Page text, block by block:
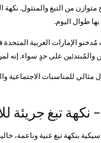
من التبغ والمنثول.
بها طوال اليوم.
الإمارات العربية
والمُبتدئين على حدٍ سواء. إنه
مثالي للمناسبات الاجتماعية
– نكهة تبغ جريئة
بنكهة تبغ غنية وناعمة،